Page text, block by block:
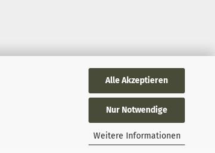
Alle Akzeptieren
Nur Notwendige
Weitere Informationen